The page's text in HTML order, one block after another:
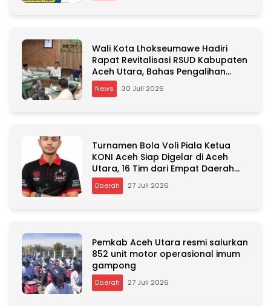
Wali Kota Lhokseumawe Hadiri
Rapat Revitalisasi RSUD Kabupaten
Aceh Utara, Bahas Pengalihan
Kepemilikan RSU Cut Meutia
News 30 Juli 2026
Turnamen Bola Voli Piala Ketua
KONI Aceh Siap Digelar di Aceh
Utara, 16 Tim dari Empat Daerah
Ambil Bagian
Daerah 27 Juli 2026
Pemkab Aceh Utara resmi salurkan
852 unit motor operasional imum
gampong
Daerah 27 Juli 2026